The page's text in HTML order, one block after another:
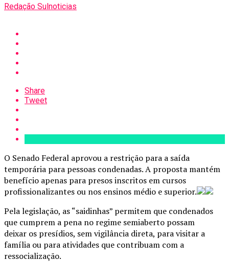
Redação Sulnoticias
Share
Tweet
O Senado Federal aprovou a restrição para a saída
temporária para pessoas condenadas. A proposta mantém
benefício apenas para presos inscritos em cursos
profissionalizantes ou nos ensinos médio e superior.
Pela legislação, as “saidinhas” permitem que condenados
que cumprem a pena no regime semiaberto possam
deixar os presídios, sem vigilância direta, para visitar a
família ou para atividades que contribuam com a
ressocialização.